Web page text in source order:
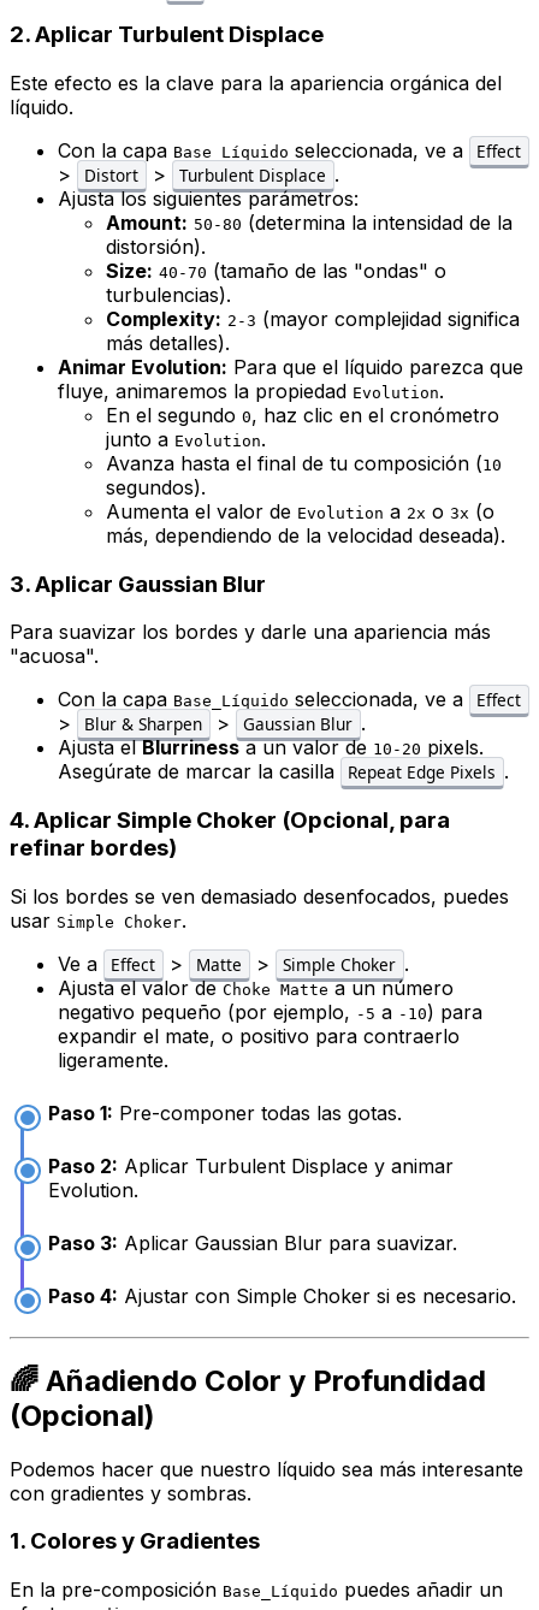
2. Aplicar Turbulent Displace
Este efecto es la clave para la apariencia orgánica del
líquido.
Con la capa Base_Líquido seleccionada, ve a Effect
> Distort > Turbulent Displace .
Ajusta los siguientes parámetros:
Amount: 50-80 (determina la intensidad de la
distorsión).
Size: 40-70 (tamaño de las "ondas" o
turbulencias).
Complexity: 2-3 (mayor complejidad significa
más detalles).
Animar Evolution: Para que el líquido parezca que
fluye, animaremos la propiedad Evolution.
En el segundo 0, haz clic en el cronómetro
junto a Evolution.
Avanza hasta el final de tu composición (10
segundos).
Aumenta el valor de Evolution a 2x o 3x (o
más, dependiendo de la velocidad deseada).
3. Aplicar Gaussian Blur
Para suavizar los bordes y darle una apariencia más
"acuosa".
Con la capa Base_Líquido seleccionada, ve a Effect
> Blur & Sharpen > Gaussian Blur .
Ajusta elBlurrinessa un valor de 10-20 pixels.
Asegúrate de marcar la casilla
Repeat Edge Pixels .
4. Aplicar Simple Choker (Opcional, para
refinar bordes)
Si los bordes se ven demasiado desenfocados, puedes
usar Simple Choker.
Ve a
Effect > Matte > Simple Choker .
Ajusta el valor deChoke Mattea un número
negativo pequeño (por ejemplo, -5 a -10) para
expandir el mate, o positivo para contraerlo
ligeramente.
Paso 1: Pre-componer todas las gotas.
Paso 2: Aplicar Turbulent Displace y animar
Evolution.
Paso 3: Aplicar Gaussian Blur para suavizar.
Paso 4: Ajustar con Simple Choker si es necesario.
🌈 Añadiendo Color y Profundidad
(Opcional)
Podemos hacer que nuestro líquido sea más interesante
con gradientes y sombras.
1. Colores y Gradientes
En la pre-composición Base_Líquido puedes añadir un